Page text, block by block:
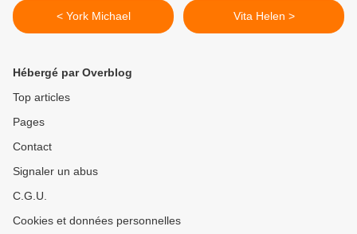
< York Michael Vita Helen >
Hébergé par Overblog
Top articles
Pages
Contact
Signaler un abus
C.G.U.
Cookies et données personnelles